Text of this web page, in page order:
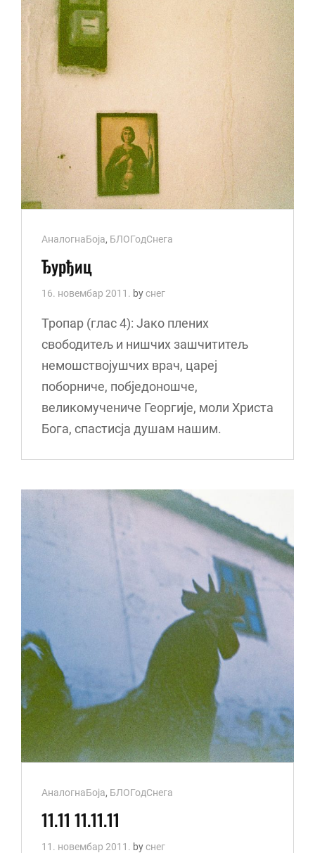
Cat
Links
АналогнаБоја, БЛОГодСнега
Ђурђиц
16. новембар 2011. byснег
Тропар (глас 4): Јако плених
свободитељ и нишчих зашчититељ
немошствојушчих врач, цареј
поборниче, побједоношче,
великомучениче Георгије, моли Христа
Бога, спастисја душам нашим.
Cat
Links
АналогнаБоја, БЛОГодСнега
11.11 11.11.11
11. новембар 2011. byснег